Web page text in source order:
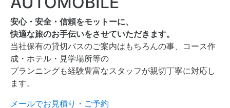
安心・安全・信頼をモットーに、
快適な旅のお手伝いをさせていただきます。
当社保有の貸切バスのご案内はもちろんの事、コース作
成・ホテル・見学場所等の
プランニングも経験豊富なスタッフが親切丁寧に対応し
ます。
メールでお見積り・ご予約